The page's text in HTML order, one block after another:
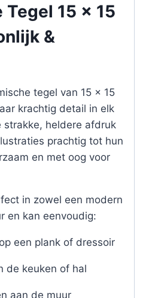
Tegel 15 x 15
&
tegel van 15 x 15
krachtig detail in elk
strakke, heldere afdruk
prachtig tot hun
en met oog voor
in zowel een modern
en kan eenvoudig:
een plank of dressoir
de keuken of hal
aan de muur